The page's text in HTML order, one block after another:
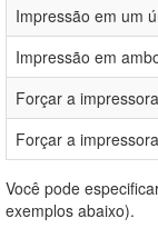
Impressão em um
Impressão em
Forçar a
Forçar a
Você pode
exemplos abaixo).